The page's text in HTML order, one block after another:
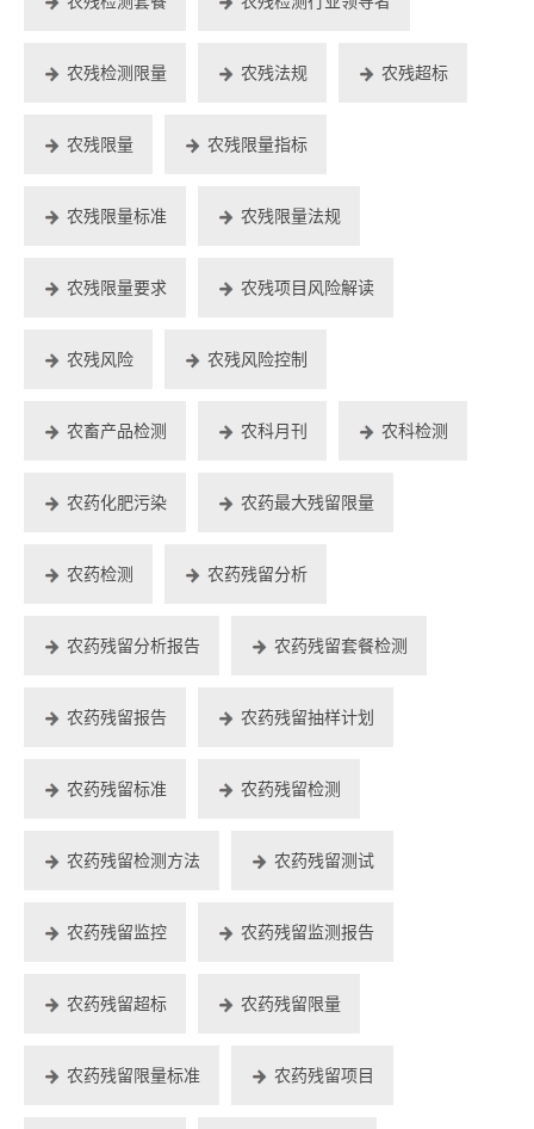
农残检测限量 农残法规 农残超标
农残限量 农残限量指标
农残限量标准 农残限量法规
农残限量要求 农残项目风险解读
农残风险 农残风险控制
农畜产品检测 农科月刊 农科检测
农药化肥污染 农药最大残留限量
农药检测 农药残留分析
农药残留分析报告 农药残留套餐检测
农药残留报告 农药残留抽样计划
农药残留标准 农药残留检测
农药残留检测方法 农药残留测试
农药残留监控 农药残留监测报告
农药残留超标 农药残留限量
农药残留限量标准 农药残留项目